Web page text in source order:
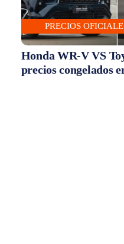
PRECIOS
Honda WR-V VS
precios congelados